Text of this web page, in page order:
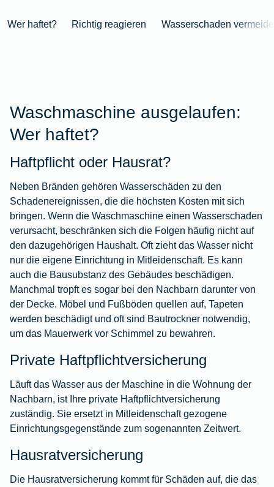
Krankenhaus
Ernährung
Artikelübersicht
Zur
Zur
Artikelübersicht
Katzen
Tierarzt-
Artikelübersicht
Unfall
mit
Pferd
Gelände
Zur
Artikelübersicht
Zur
Artikelübersicht
Artikelübersicht
Versicherungen
Senioren
Artikelübersicht
bei
Wer haftet? Richtig reagieren Wasserschaden
Waschmaschine ausgelaufen:
Wer haftet?
Haftpflicht oder Hausrat?
Neben Bränden gehören Wasserschäden zu den
Schadenereignissen, die die höchsten Kosten mit sich
bringen. Wenn die Waschmaschine einen Wasserschaden
verursacht, beschränken sich die Folgen häufig nicht auf
den dazugehörigen Haushalt. Oft zieht das Wasser nicht
nur die eigene Einrichtung in Mitleidenschaft. Es kann
auch die Bausubstanz des Gebäudes beschädigen.
Manchmal tropft es sogar bei den Nachbarn darunter von
der Decke. Möbel und Fußböden quellen auf, Tapeten
werden beschädigt und oft sind Bautrockner notwendig,
um das Mauerwerk vor Schimmel zu bewahren.
Private Haftpflichtversicherung
Läuft das Wasser aus der Maschine in die Wohnung der
Nachbarn, ist Ihre private Haftpflichtversicherung
zuständig. Sie ersetzt in Mitleidenschaft gezogene
Einrichtungsgegenstände zum sogenannten Zeitwert.
Hausratversicherung
Die Hausratversicherung kommt für Schäden auf, die das